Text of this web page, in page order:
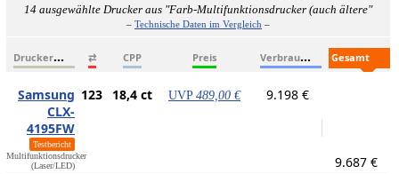
14 ausgewählte Drucker aus "Farb-Multifunktionsdrucker (auch ältere"
– Technische Daten im Vergleich –
D
ruckername ⇄ CPP Preis V
erbrauchsmaterialien
Samsung
CLX-
4195FW
Testbericht
Multifunktionsdrucker
(Laser/LED)
123 18,4 ct UVP 489,00 € 9.198 €
9.687 €